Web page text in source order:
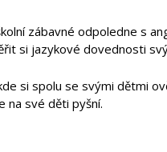
zábavné odpoledne s
si jazykové dovednosti
si spolu se svými dětmi
na své děti pyšní.